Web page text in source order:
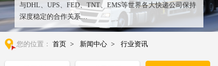
与DHL、UPS、FED、TNT、EMS等世界各大快递公司保持
深度稳定的合作关系
整合全球优质物流运输资源,满足国内外客户更多个性化需求
您的位置： 首页 > 新闻中心 > 行业资讯